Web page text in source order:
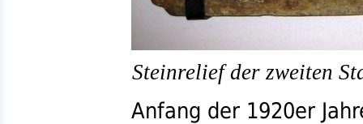
Steinrelief der zweiten
Anfang der 1920er